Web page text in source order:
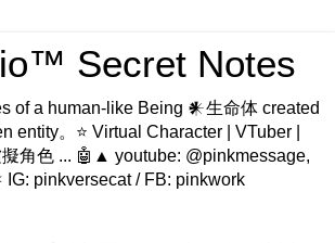
Secret Notes
of a human-like Being 𒀭生命体 created
entity。⭐ Virtual Character | VTuber |
角色 ... 🤖▲ youtube: @pinkmessage,
pinkversecat / FB: pinkwork